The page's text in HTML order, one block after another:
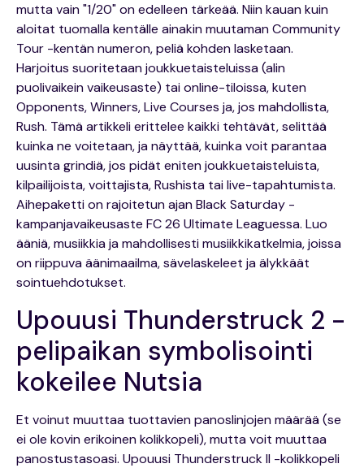
mutta vain "1/20" on edelleen tärkeää. Niin kauan kuin
aloitat tuomalla kentälle ainakin muutaman Community
Tour -kentän numeron, peliä kohden lasketaan.
Harjoitus suoritetaan joukkuetaisteluissa (alin
puolivaikein vaikeusaste) tai online-tiloissa, kuten
Opponents, Winners, Live Courses ja, jos mahdollista,
Rush. Tämä artikkeli erittelee kaikki tehtävät, selittää
kuinka ne voitetaan, ja näyttää, kuinka voit parantaa
uusinta grindiä, jos pidät eniten joukkuetaisteluista,
kilpailijoista, voittajista, Rushista tai live-tapahtumista.
Aihepaketti on rajoitetun ajan Black Saturday -
kampanjavaikeusaste FC 26 Ultimate Leaguessa. Luo
ääniä, musiikkia ja mahdollisesti musiikkikatkelmia, joissa
on riippuva äänimaailma, sävelaskeleet ja älykkäät
sointuehdotukset.
Upouusi Thunderstruck 2 -
pelipaikan symbolisointi
kokeilee Nutsia
Et voinut muuttaa tuottavien panoslinjojen määrää (se
ei ole kovin erikoinen kolikkopeli), mutta voit muuttaa
panostustasoasi. Upouusi Thunderstruck II -kolikkopeli